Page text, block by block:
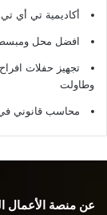
أكاديمية تي أي
افضل محل ومبسط
تجهيز حفلات
وطاولت
محاسب قانوني
عن منصة الأعمال